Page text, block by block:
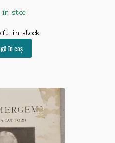
în stoc
in stock
în coș